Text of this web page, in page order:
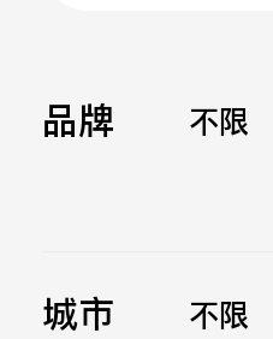
品牌 不限
城市 不限